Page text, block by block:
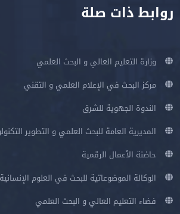
روابط ذات صلة
وزارة التعليم العالي و البحث العلمي
مركز البحث في الإعلام العلمي و التقني
الندوة الجهوية للشرق
المديرية العامة للبحث العلمي و التطوير
حاضنة الأعمال الرقمية
الوكالة الموضوعاتية للبحث في العلوم
فضاء التعليم العالي و البحث العلمي